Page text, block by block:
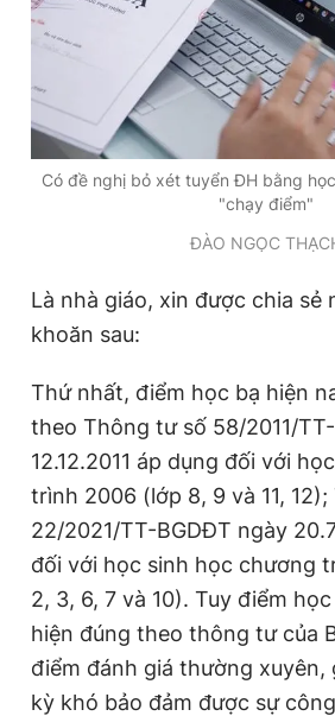
Đặt báo Quảng cáo RSS Tòa
Tổng biên tập: Nguyễn Ngọc Toàn
Phó tổng biên tập thường trực: Hải
Phó tổng biên tập: Lâm Hiếu Dũng
Phó tổng biên tập: Trần Việt Hưng
Tổng thư ký tòa soạn: Đức Trung
© 2003-2026 Bản quyền thuộc về Báo
bản. Phát triển bởi ePi Technologies, JSC.
Có đề nghị bỏ xét tuyển ĐH bằng
"chạy điểm"
ĐÀO NGỌC
Là nhà giáo, xin được chia sẻ
khoăn sau:
Thứ nhất, điểm học bạ hiện
theo Thông tư số 58/2011/
12.12.2011 áp dụng đối với
trình 2006 (lớp 8, 9 và 11,
22/2021/TT-BGDĐT ngày
đối với học sinh học chương
2, 3, 6, 7 và 10). Tuy điểm
hiện đúng theo thông tư của
điểm đánh giá thường xuyên,
kỳ khó bảo đảm được sự